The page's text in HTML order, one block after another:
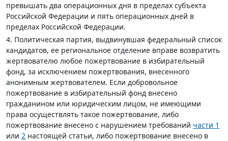
превышать два операционных дня в пределах субъекта
Российской Федерации и пять операционных дней в
пределах Российской Федерации.
4. Политическая партия, выдвинувшая федеральный список
кандидатов, ее региональное отделение вправе возвратить
жертвователю любое пожертвование в избирательный
фонд, за исключением пожертвования, внесенного
анонимным жертвователем. Если добровольное
пожертвование в избирательный фонд внесено
гражданином или юридическим лицом, не имеющими
права осуществлять такое пожертвование, либо
пожертвование внесено с нарушением требований части 1
или 2 настоящей статьи, либо пожертвование внесено в